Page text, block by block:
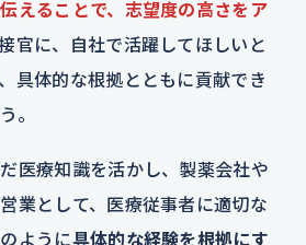
えることで、志望度の高さをア
官に、自社で活躍してほしいと
具体的な根拠とともに貢献でき
。
医療知識を活かし、製薬会社や
業として、医療従事者に適切な
ように具体的な経験を根拠にす